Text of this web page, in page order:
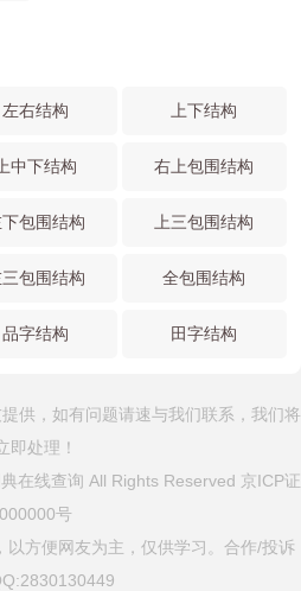
左右结构 上下结构
上中下结构 右上包围结构
下包围结构 上三包围结构
三包围结构 全包围结构
品字结构 田字结构
供，如有问题请速与我们联系，我们将
即处理！
在线查询 All Rights Reserved 京ICP证
000000号
以方便网友为主，仅供学习。合作/投诉